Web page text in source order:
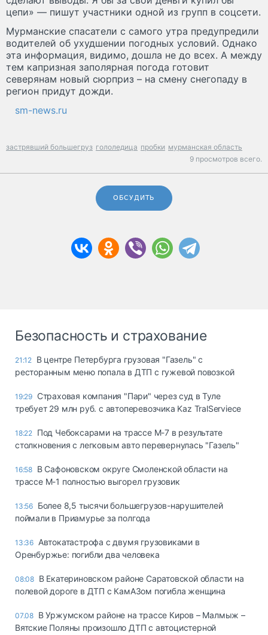
цепи» — пишут участники одной из групп в соцсети.
Мурманские спасатели с самого утра предупредили
водителей об ухудшении погодных условий. Однако
эта информация, видимо, дошла не до всех. А между
тем капризная заполярная погода готовит
северянам новый сюрприз – на смену снегопаду в
регион придут дожди.
sm-news.ru
застрявший большегруз гололедица пробки мурманская область
9 просмотров всего.
ОБСУДИТЬ
Безопасность и страхование
21:12 В центре Петербурга грузовая "Газель" с
ресторанным меню попала в ДТП с гужевой повозкой
19:29 Страховая компания "Пари" через суд в Туле
требует 29 млн руб. с автоперевозчика Kaz TralServiece
18:22 Под Чебоксарами на трассе М-7 в результате
столкновения с легковым авто перевернулась "Газель"
16:58 В Сафоновском округе Смоленской области на
трассе М-1 полностью выгорел грузовик
13:56 Более 8,5 тысячи большегрузов-нарушителей
поймали в Приамурье за полгода
13:36 Автокатастрофа с двумя грузовиками в
Оренбуржье: погибли два человека
08:08 В Екатериновском районе Саратовской области на
полевой дороге в ДТП с КамАЗом погибла женщина
07.08 В Уржумском районе на трассе Киров – Малмыж –
Вятские Поляны произошло ДТП с автоцистерной